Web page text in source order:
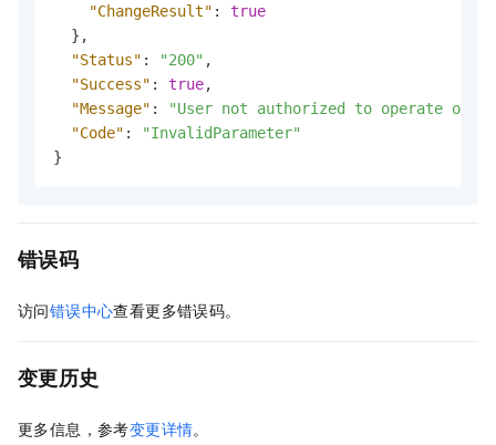
"ChangeResult" :
true
} ,
"Status" : "200" ,
"Success" : true,
"Message" :
"User not authorized to operate on
"Code" :
"InvalidParameter"
}
错误码
访问错误中心查看更多错误码。
变更历史
更多信息，参考变更详情。